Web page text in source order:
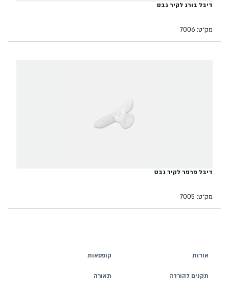
דיבל בורג לקיר גבס
מק״ט: 7006
דיבל פרפר לקיר גבס
מק״ט: 7005
אודות
תקנים להורדה
קופסאות
תאורה